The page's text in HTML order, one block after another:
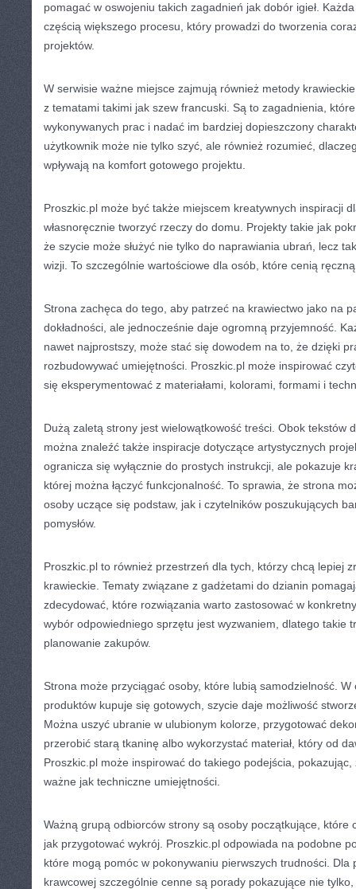
pomagać w oswojeniu takich zagadnień jak dobór igieł.
częścią większego procesu, który prowadzi do tworzenia
projektów.
W serwisie ważne miejsce zajmują również metody
z tematami takimi jak szew francuski. Są to zagadnienia,
wykonywanych prac i nadać im bardziej dopieszczony
użytkownik może nie tylko szyć, ale również rozumieć,
wpływają na komfort gotowego projektu.
Proszkic.pl może być także miejscem kreatywnych inspiracji
własnoręcznie tworzyć rzeczy do domu. Projekty takie jak
że szycie może służyć nie tylko do naprawiania ubrań, lecz
wizji. To szczególnie wartościowe dla osób, które cenią
Strona zachęca do tego, aby patrzeć na krawiectwo jako na
dokładności, ale jednocześnie daje ogromną przyjemność.
nawet najprostszy, może stać się dowodem na to, że dzięki
rozbudowywać umiejętności. Proszkic.pl może inspirować
się eksperymentować z materiałami, kolorami, formami i
Dużą zaletą strony jest wielowątkowość treści. Obok tekstów
można znaleźć także inspiracje dotyczące artystycznych
ogranicza się wyłącznie do prostych instrukcji, ale pokazuje
której można łączyć funkcjonalność. To sprawia, że strona
osoby uczące się podstaw, jak i czytelników poszukujących
pomysłów.
Proszkic.pl to również przestrzeń dla tych, którzy chcą lepiej
krawieckie. Tematy związane z gadżetami do dzianin
zdecydować, które rozwiązania warto zastosować w
wybór odpowiedniego sprzętu jest wyzwaniem, dlatego takie
planowanie zakupów.
Strona może przyciągać osoby, które lubią samodzielność.
produktów kupuje się gotowych, szycie daje możliwość
Można uszyć ubranie w ulubionym kolorze, przygotować
przerobić starą tkaninę albo wykorzystać materiał, który od
Proszkic.pl może inspirować do takiego podejścia,
ważne jak techniczne umiejętności.
Ważną grupą odbiorców strony są osoby początkujące, które
jak przygotować wykrój. Proszkic.pl odpowiada na podobne
które mogą pomóc w pokonywaniu pierwszych trudności. Dla
krawcowej szczególnie cenne są porady pokazujące nie